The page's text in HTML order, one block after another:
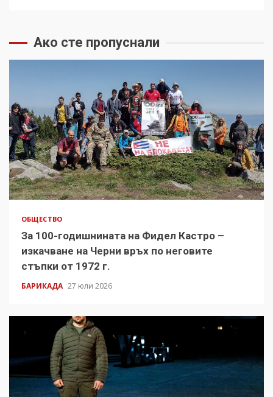
Ако сте пропуснали
ОБЩЕСТВО
За 100-годишнината на Фидел Кастро –
изкачване на Черни връх по неговите
стъпки от 1972 г.
БАРИКАДА 27 юли 2026